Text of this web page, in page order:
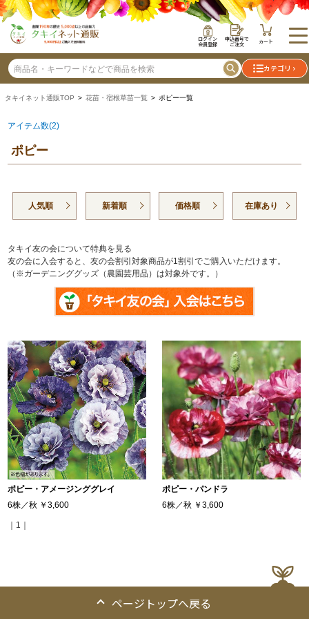
ログイン
会員登録
申込番号で
ご注文 カート
カテゴリ
タキイネット通販TOP > 花苗・宿根草苗一覧 > ポピー一覧
アイテム数(2)
ポピー
人気順 新着順 価格順 在庫あり
タキイ友の会について特典を見る
友の会に入会すると、友の会割引対象商品が1割引でご購入いただけます。
（※ガーデニンググッズ（農園芸用品）は対象外です。）
ポピー・アメージンググレイ
6株／秋 ￥3,600
ポピー・パンドラ
6株／秋 ￥3,600
｜1｜
ページトップへ戻る